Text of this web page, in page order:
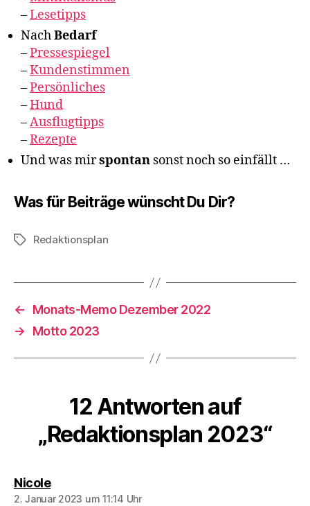
–Lesetipps
NachBedarf
–Pressespiegel
–Kundenstimmen
–Persönliches
–Hund
–Ausflugtipps
–Rezepte
Und was mirspontan sonst noch so einfällt …
Was für Beiträge wünscht Du Dir?
Schlagwörter
Redaktionsplan
←
Monats-Memo Dezember 2022
→
Motto 2023
12 Antworten auf
„Redaktionsplan 2023“
Nicolesagt:
2. Januar 2023 um 11:14 Uhr